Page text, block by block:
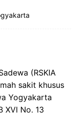
(RSKIA
sakit khusus
Yogyakarta
XVI No. 13